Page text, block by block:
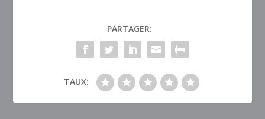
PARTAGER:
TAUX: